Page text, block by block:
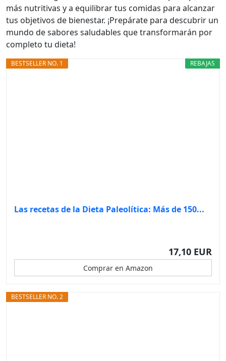
más nutritivas y a equilibrar tus comidas para alcanzar
tus objetivos de bienestar. ¡Prepárate para descubrir un
mundo de sabores saludables que transformarán por
completo tu dieta!
REBAJAS
BESTSELLER NO. 1
Las recetas de la Dieta Paleolítica: Más de 150...
17,10 EUR
Comprar en Amazon
BESTSELLER NO. 2